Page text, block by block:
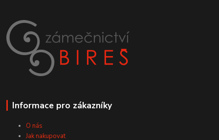
Informace pro zákazníky
O nás
Jak nakupovat